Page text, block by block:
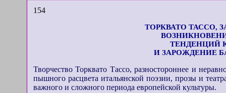
154
ТОРКВАТО ТАССО,
ТЕНДЕНЦИЙ
И ЗАРОЖДЕНИЕ
Творчество Торквато Тассо, разностороннее и
пышного расцвета итальянской поэзии, прозы и
важного и сложного периода европейской культуры.